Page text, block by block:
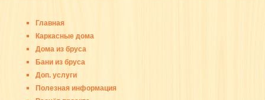
Главная
Каркасные дома
Дома из бруса
Бани из бруса
Доп. услуги
Полезная информация